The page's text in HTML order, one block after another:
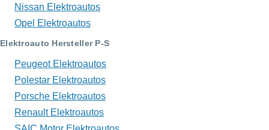
Nissan Elektroautos
Opel Elektroautos
Elektroauto Hersteller P-S
Peugeot Elektroautos
Polestar Elektroautos
Porsche Elektroautos
Renault Elektroautos